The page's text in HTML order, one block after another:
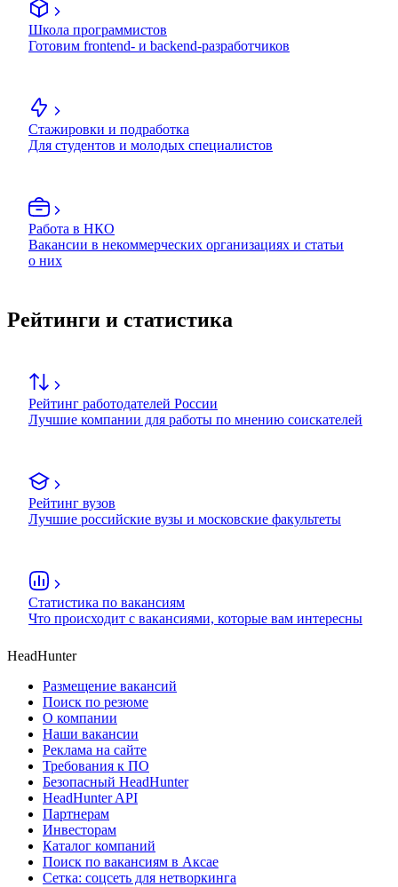
Школа программистов
Готовим frontend- и backend-разработчиков
Стажировки и подработка
Для студентов и молодых специалистов
Работа в НКО
Вакансии в некоммерческих организациях и статьи
о них
Рейтинги и статистика
Рейтинг работодателей России
Лучшие компании для работы по мнению соискателей
Рейтинг вузов
Лучшие российские вузы и московские факультеты
Статистика по вакансиям
Что происходит с вакансиями, которые вам интересны
HeadHunter
Размещение вакансий
Поиск по резюме
О компании
Наши вакансии
Реклама на сайте
Требования к ПО
Безопасный HeadHunter
HeadHunter API
Партнерам
Инвесторам
Каталог компаний
Поиск по вакансиям в Аксае
Сетка: соцсеть для нетворкинга